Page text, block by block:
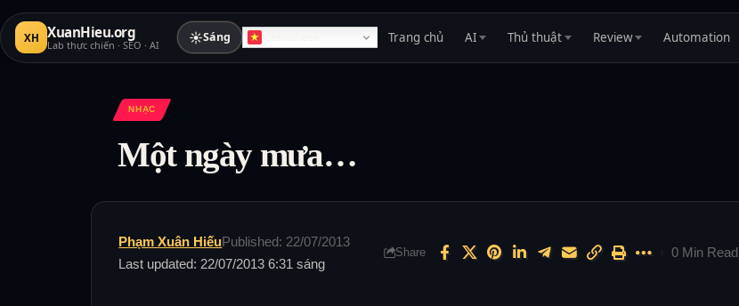
XH XuanHieu.org
Lab thực chiến · SEO · AI ☀Sáng Trang chủ AI Thủ thuật Review Automation
NHẠC
Một ngày mưa…
Last updated: 22/07/2013 6:31 sáng
Phạm Xuân HiếuPublished: 22/07/2013
Share 0 Min Read